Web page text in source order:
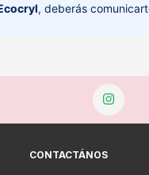
, deberás
CONTACTÁNOS